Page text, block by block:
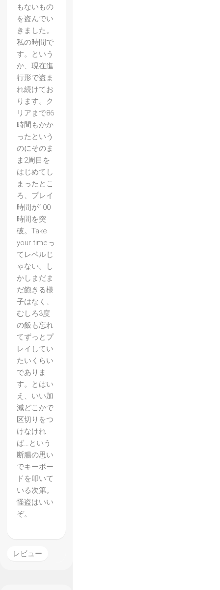
もないもの
を盗んでい
きました。
私の時間で
す。という
か、現在進
行形で盗ま
れ続けてお
ります。ク
リアまで86
時間もかか
ったという
のにそのま
ま2周目を
はじめてし
まったとこ
ろ、プレイ
時間が100
時間を突
破。Take
your timeっ
てレベルじ
ゃない。し
かしまだま
だ飽きる様
子はなく、
むしろ3度
の飯も忘れ
てずっとプ
レイしてい
たいくらい
でありま
す。とはい
え、いい加
減どこかで
区切りをつ
けなけれ
ば…という
断腸の思い
でキーボー
ドを叩いて
いる次第。
怪盗はいい
ぞ。
レビュー
【ペル